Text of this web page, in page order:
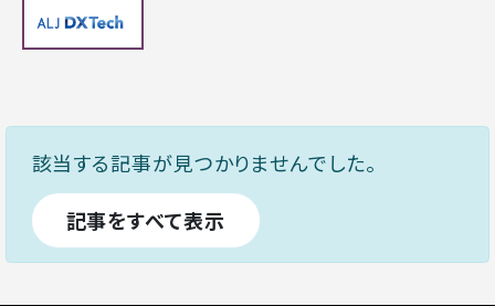
該当する記事が見つかりませんでした。
記事をすべて表示